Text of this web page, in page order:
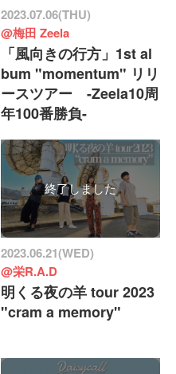
2023.07.06(THU)
@梅田 Zeela
「風向きの行方」1st al
bum "momentum" リリ
ースツアー -Zeela10周
年100番勝負-
終了しました
2023.06.21(WED)
@栄R.A.D
明くる夜の羊 tour 2023
"cram a memory"